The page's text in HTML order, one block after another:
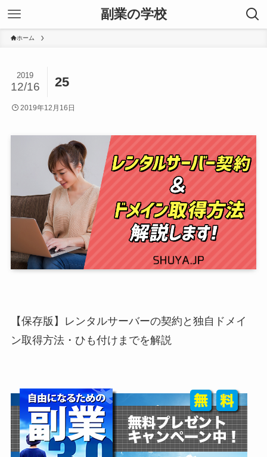
副業の学校
ホーム
25
2019
12/16
2019年12月16日
【保存版】レンタルサーバーの契約と独自ドメイ
ン取得方法・ひも付けまでを解説